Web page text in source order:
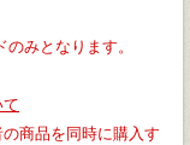
みとなります。
商品を同時に購入す